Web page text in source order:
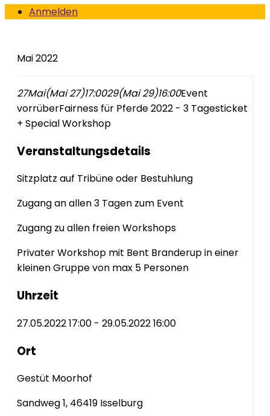
Anmelden
Mai 2022
27Mai(Mai 27)17:0029(Mai 29)16:00Event
vorrüberFairness für Pferde 2022 - 3 Tagesticket
+ Special Workshop
Veranstaltungsdetails
Sitzplatz auf Tribüne oder Bestuhlung
Zugang an allen 3 Tagen zum Event
Zugang zu allen freien Workshops
Privater Workshop mit Bent Branderup in einer
kleinen Gruppe von max 5 Personen
Uhrzeit
27.05.2022 17:00 - 29.05.2022 16:00
Ort
Gestüt Moorhof
Sandweg 1, 46419 Isselburg